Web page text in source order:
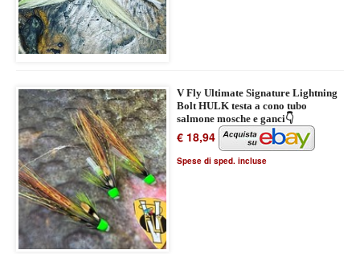
V Fly Ultimate Signature Lightning
Bolt HULK testa a cono tubo
salmone mosche e ganci👇
€ 18,94
Spese di sped. incluse